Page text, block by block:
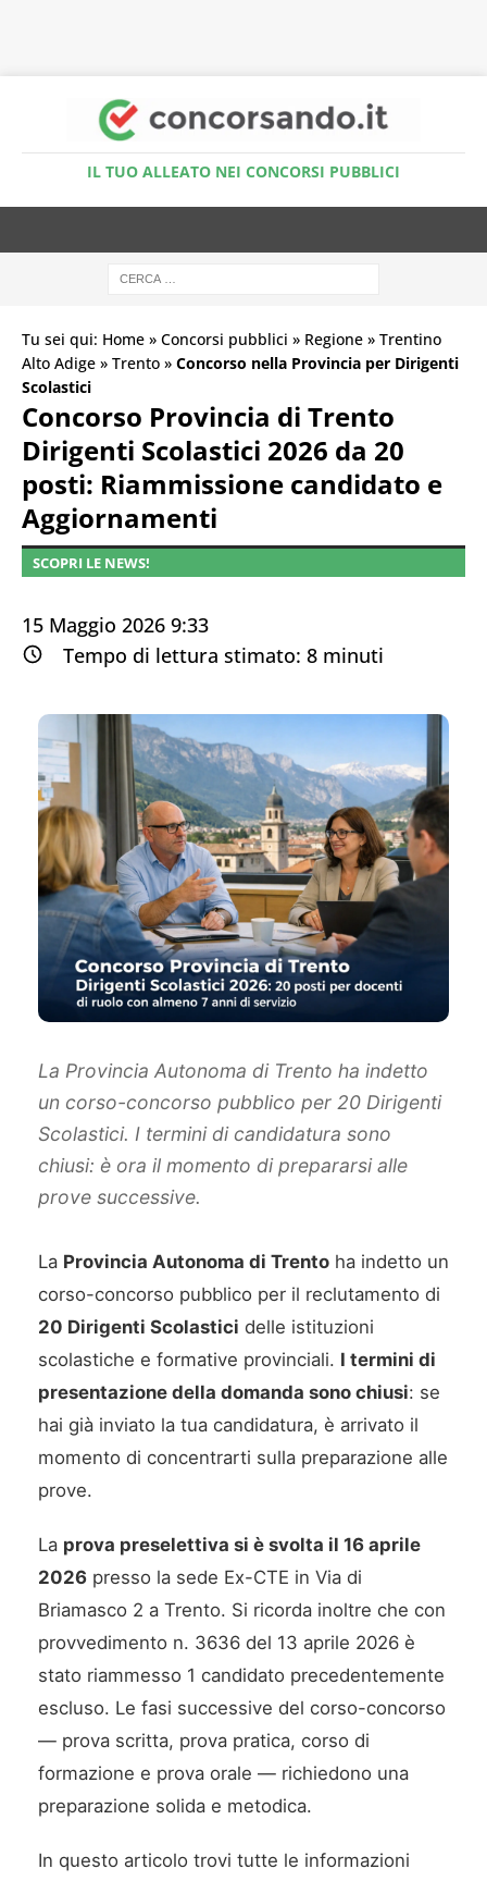
IL TUO ALLEATO NEI CONCORSI PUBBLICI
Tu sei qui: Home » Concorsi pubblici » Regione » Trentino
Alto Adige » Trento » Concorso nella Provincia per Dirigenti
Scolastici
Concorso Provincia di Trento
Dirigenti Scolastici 2026 da 20
posti: Riammissione candidato e
Aggiornamenti
SCOPRI LE NEWS!
15 Maggio 2026 9:33
Tempo di lettura stimato: 8 minuti
La Provincia Autonoma di Trento ha indetto
un corso-concorso pubblico per 20 Dirigenti
Scolastici. I termini di candidatura sono
chiusi: è ora il momento di prepararsi alle
prove successive.
La Provincia Autonoma di Trento ha indetto un
corso-concorso pubblico per il reclutamento di
20 Dirigenti Scolastici delle istituzioni
scolastiche e formative provinciali. I termini di
presentazione della domanda sono chiusi: se
hai già inviato la tua candidatura, è arrivato il
momento di concentrarti sulla preparazione alle
prove.
La prova preselettiva si è svolta il 16 aprile
2026 presso la sede Ex-CTE in Via di
Briamasco 2 a Trento. Si ricorda inoltre che con
provvedimento n. 3636 del 13 aprile 2026 è
stato riammesso 1 candidato precedentemente
escluso. Le fasi successive del corso-concorso
— prova scritta, prova pratica, corso di
formazione e prova orale — richiedono una
preparazione solida e metodica.
In questo articolo trovi tutte le informazioni